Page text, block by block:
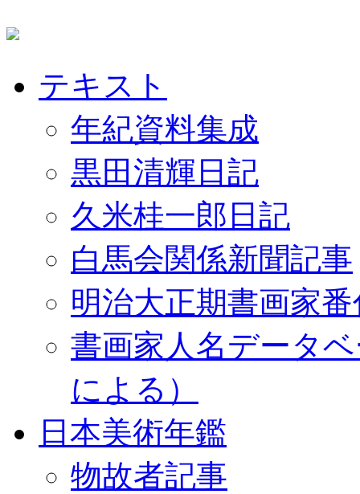
テキスト
年紀資料集成
黒田清輝日記
久米桂一郎日記
白馬会関係新聞記事
明治大正期書画家
書画家人名データ
による）
日本美術年鑑
物故者記事